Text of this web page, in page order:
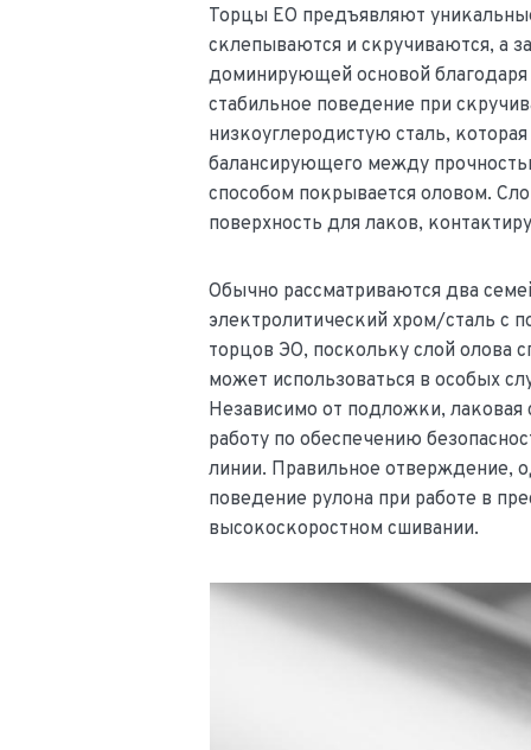
Торцы EO предъявляют
склепываются и скручиваются, а
доминирующей основой
стабильное поведение при
низкоуглеродистую сталь,
балансирующего между
способом покрывается оловом.
поверхность для лаков,
Обычно рассматриваются два
электролитический хром/сталь с
торцов ЭО, поскольку слой олова
может использоваться в особых
Независимо от подложки, лаковая
работу по обеспечению
линии. Правильное отверждение,
поведение рулона при работе в
высокоскоростном сшивании.